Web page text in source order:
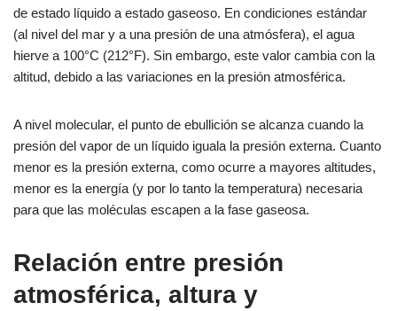
de estado líquido a estado gaseoso. En condiciones estándar
(al nivel del mar y a una presión de una atmósfera), el agua
hierve a 100°C (212°F). Sin embargo, este valor cambia con la
altitud, debido a las variaciones en la presión atmosférica.
A nivel molecular, el punto de ebullición se alcanza cuando la
presión del vapor de un líquido iguala la presión externa. Cuanto
menor es la presión externa, como ocurre a mayores altitudes,
menor es la energía (y por lo tanto la temperatura) necesaria
para que las moléculas escapen a la fase gaseosa.
Relación entre presión
atmosférica, altura y